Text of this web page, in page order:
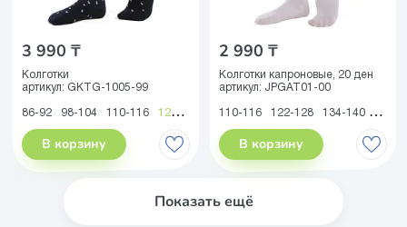
3 990 ₸
Колготки
артикул: GKTG-1005-99
86-92 98-104 110-116 122-128
В корзину
2 990 ₸
Колготки капроновые, 20 ден
артикул: JPGAT01-00
110-116 122-128 134-140 146-
В корзину
Показать ещё